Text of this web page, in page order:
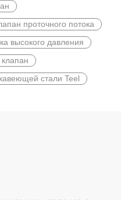
проточного потока
высокого давления
стали Teel